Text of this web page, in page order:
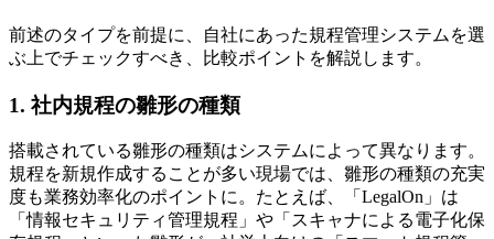
前述のタイプを前提に、自社にあった規程管理システムを選
ぶ上でチェックすべき、比較ポイントを解説します。
1. 社内規程の雛形の種類
搭載されている雛形の種類はシステムによって異なります。
規程を新規作成することが多い現場では、雛形の種類の充実
度も業務効率化のポイントに。たとえば、「LegalOn」は
「情報セキュリティ管理規程」や「スキャナによる電子化保